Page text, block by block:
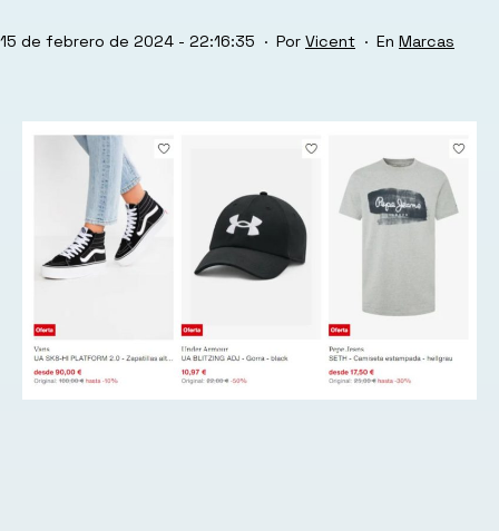
Publicada
15 de febrero de 2024 - 22:16:35 Por Vicent Marcas